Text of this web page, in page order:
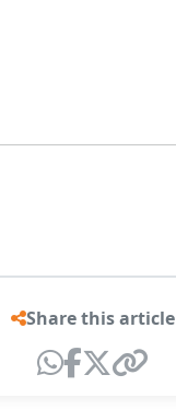
Share this article